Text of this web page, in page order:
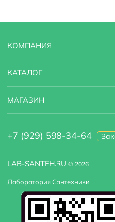
LAB-SANTEH.RU © 2026
Лаборатория Сантехники
КОМПАНИЯ
КАТАЛОГ
МАГАЗИН
+7 (929) 598-34-64